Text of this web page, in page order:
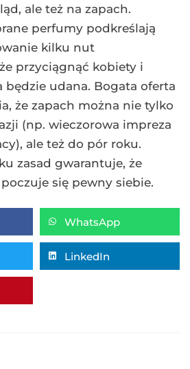
ale też na zapach.
perfumy podkreślają
kilku nut
przyciągnąć kobiety i
będzie udana. Bogata oferta
że zapach można nie tylko
(np. wieczorowa impreza
ale też do pór roku.
zasad gwarantuje, że
się pewny siebie.
WhatsApp
LinkedIn